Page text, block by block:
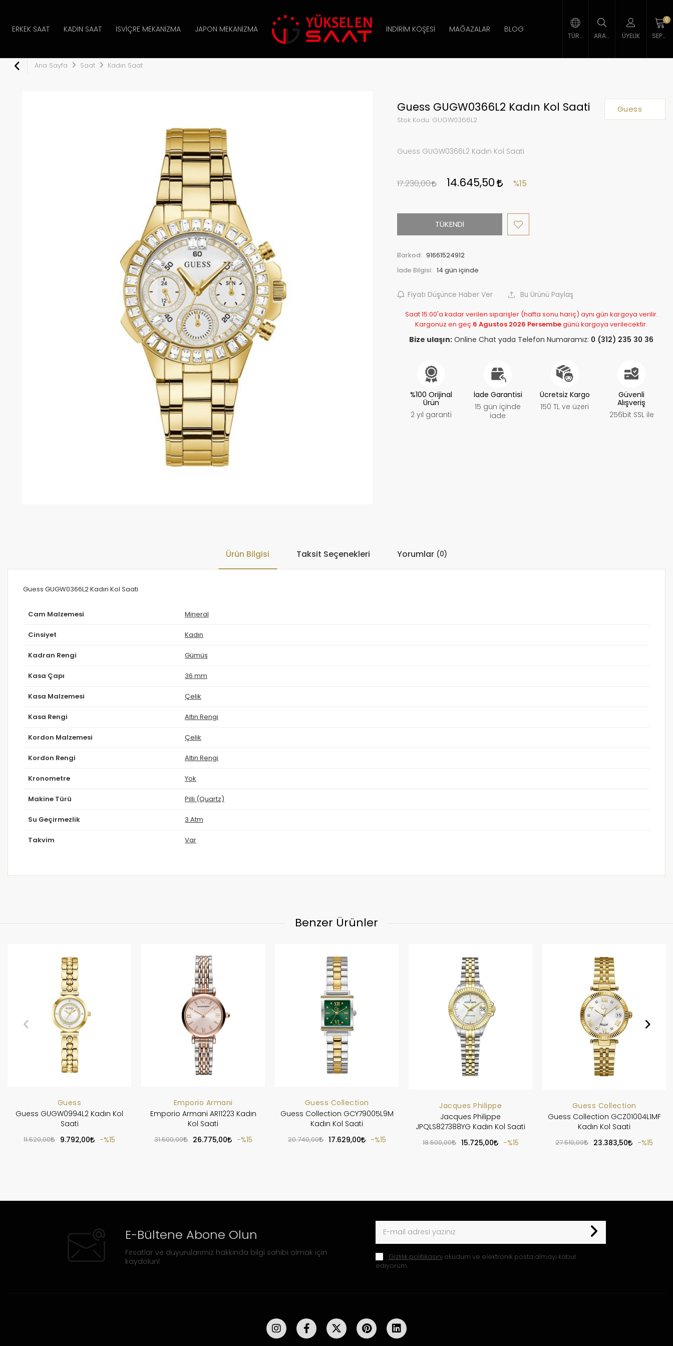
ERKEK SAAT KADIN SAAT İSVIÇRE MEKANIZMA JAPON MEKANIZMA İNDIRIM KÖŞESI MAĞAZALAR BLOG
ÜYELIK
0
Ana Sayfa Saat Kadın Saat
Guess
Guess GUGW0366L2 Kadın Kol Saati
Stok Kodu: GUGW0366L2
Guess GUGW0366L2 Kadın Kol Saati
17.230,00 14.645,50 %15
TÜKENDİ
Barkod: 91661524912
İade Bilgisi:
Fiyatı Düşünce Haber Ver Bu Ürünü Paylaş
Saat 15:00'a kadar verilen siparişler (hafta sonu hariç) aynı gün kargoya verilir.
Kargonuz en geç 6 Agustos 2026 Persembe günü kargoya verilecektir.
Bize ulaşın: Online Chat yada Telefon Numaramız: 0 (312) 235 30 36
%100 Orijinal
Ürün
2 yıl garanti
İade Garantisi
15 gün içinde
iade
Ücretsiz Kargo
150 TL ve üzeri
Güvenli
Alışveriş
256bit SSL ile
Ürün Bilgisi Taksit Seçenekleri Yorumlar (0)
Guess GUGW0366L2 Kadın Kol Saati
Cam Malzemesi Mineral
Cinsiyet Kadın
Kadran Rengi Gümüş
Kasa Çapı 36 mm
Kasa Malzemesi Çelik
Kasa Rengi Altın Rengi
Kordon Malzemesi Çelik
Kordon Rengi Altın Rengi
Kronometre Yok
Makine Türü Pilli (Quartz)
Su Geçirmezlik 3 Atm
Takvim Var
Benzer Ürünler
Guess
Guess GUGW0994L2 Kadın Kol
Saati
11.520,00 9.792,00 %15
Emporio Armani
Emporio Armani AR11223 Kadın
Kol Saati
31.500,00 26.775,00 %15
Guess Collection
Guess Collection GCY79005L9M
Kadın Kol Saati
20.740,00 17.629,00 %15
Jacques Philippe
Jacques Philippe
JPQLS827388YG Kadın Kol Saati
18.500,00 15.725,00 %15
Guess Collection
Guess Collection GCZ01004L1MF
Kadın Kol Saati
27.510,00 23.383,50 %15
E-Bültene Abone Olun
Fırsatlar ve duyurularımız hakkında bilgi sahibi olmak için
kaydolun!
Gizlilik politikasını okudum ve elektronik posta almayı kabul
ediyorum.